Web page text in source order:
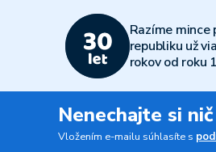
Razíme mince
republiku už
rokov od roku
Nenechajte si
Vložením e-mailu súhlasíte s